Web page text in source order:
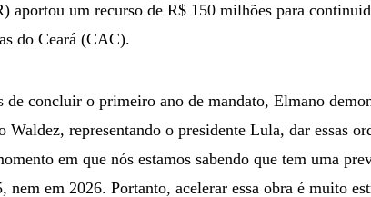
um recurso de R$ 150 milhões para
do Ceará (CAC).
de concluir o primeiro ano de mandato, Elmano
representando o presidente Lula, dar essas
em que nós estamos sabendo que tem uma
nem em 2026. Portanto, acelerar essa obra é muito